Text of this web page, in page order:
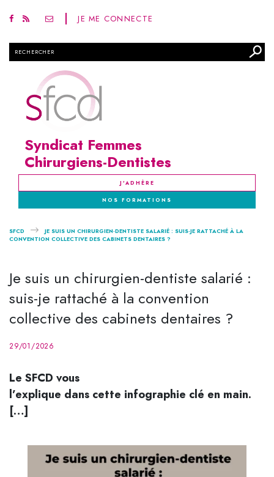
JE ME CONNECTE
Syndicat Femmes
Chirurgiens-Dentistes
J'ADHÈRE
NOS FORMATIONS
SFCD
JE SUIS UN CHIRURGIEN-DENTISTE SALARIÉ : SUIS-JE RATTACHÉ À LA
CONVENTION COLLECTIVE DES CABINETS DENTAIRES ?
Je suis un chirurgien-dentiste salarié :
suis-je rattaché à la convention
collective des cabinets dentaires ?
29/01/2026
Le SFCD vous
l’explique dans cette infographie clé en main.
[…]